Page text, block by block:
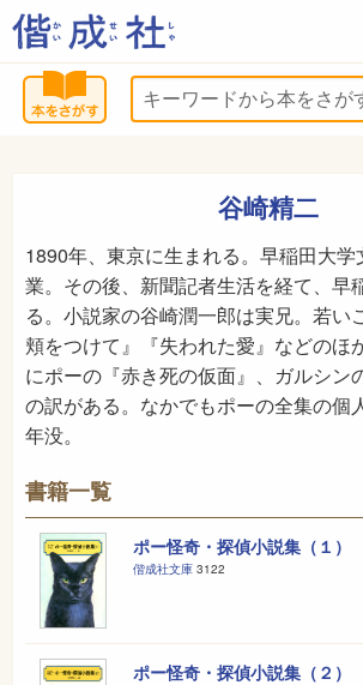
谷崎精二
1890年、東京に生まれる。早稲田大
業。その後、新聞記者生活を経て、早
る。小説家の谷崎潤一郎は実兄。若い
頬をつけて』『失われた愛』などのほ
にポーの『赤き死の仮面』、ガルシン
の訳がある。なかでもポーの全集の個
年没。
書籍一覧
ポー怪奇・探偵小説集（１）
偕成社文庫 3122
ポー怪奇・探偵小説集（２）